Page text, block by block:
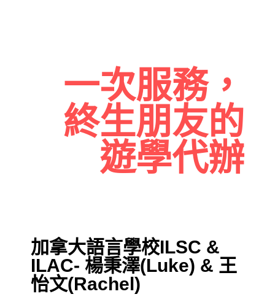
一次服務，
終生朋友的
遊學代辦
加拿大語言學校ILSC &
ILAC- 楊秉澤(Luke) & 王
怡文(Rachel)